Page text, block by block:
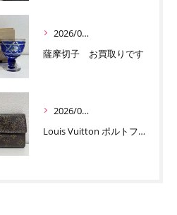
2026/07/01
薩摩切子 お買取りです
2026/06/30
Louis Vuitton ポルトフォイユ サラ お買取りです